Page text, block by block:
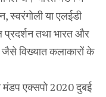
स्वरंगोली या एलईडी
प्रदर्शन तथा भारत और
विख्यात कलाकारों के
एक्सपो 2020 दुबई